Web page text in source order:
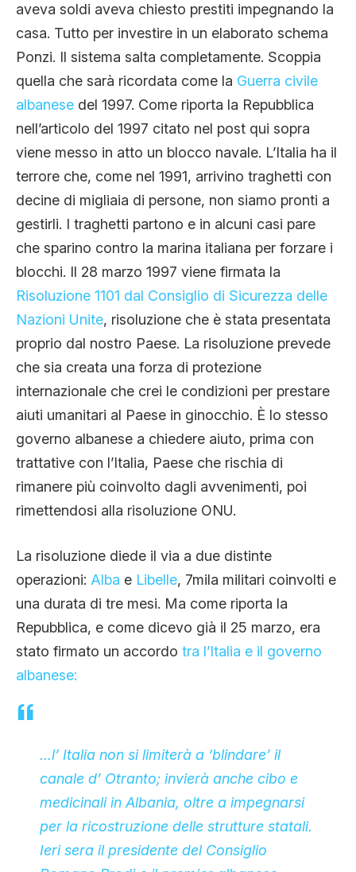
aveva soldi aveva chiesto prestiti impegnando la
casa. Tutto per investire in un elaborato schema
Ponzi. Il sistema salta completamente. Scoppia
quella che sarà ricordata come la Guerra civile
albanese del 1997. Come riporta la Repubblica
nell’articolo del 1997 citato nel post qui sopra
viene messo in atto un blocco navale. L’Italia ha il
terrore che, come nel 1991, arrivino traghetti con
decine di migliaia di persone, non siamo pronti a
gestirli. I traghetti partono e in alcuni casi pare
che sparino contro la marina italiana per forzare i
blocchi. Il 28 marzo 1997 viene firmata la
Risoluzione 1101 dal Consiglio di Sicurezza delle
Nazioni Unite, risoluzione che è stata presentata
proprio dal nostro Paese. La risoluzione prevede
che sia creata una forza di protezione
internazionale che crei le condizioni per prestare
aiuti umanitari al Paese in ginocchio. È lo stesso
governo albanese a chiedere aiuto, prima con
trattative con l’Italia, Paese che rischia di
rimanere più coinvolto dagli avvenimenti, poi
rimettendosi alla risoluzione ONU.
La risoluzione diede il via a due distinte
operazioni: Alba e Libelle, 7mila militari coinvolti e
una durata di tre mesi. Ma come riporta la
Repubblica, e come dicevo già il 25 marzo, era
stato firmato un accordo tra l’Italia e il governo
albanese:
…l’ Italia non si limiterà a ‘blindare’ il
canale d’ Otranto; invierà anche cibo e
medicinali in Albania, oltre a impegnarsi
per la ricostruzione delle strutture statali.
Ieri sera il presidente del Consiglio